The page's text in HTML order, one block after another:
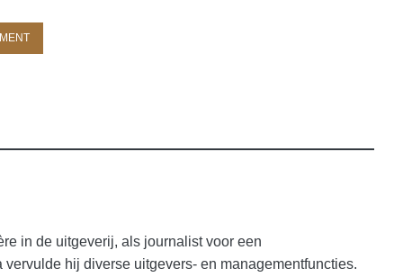
in de uitgeverij, als journalist voor een
hij diverse uitgevers- en managementfuncties.